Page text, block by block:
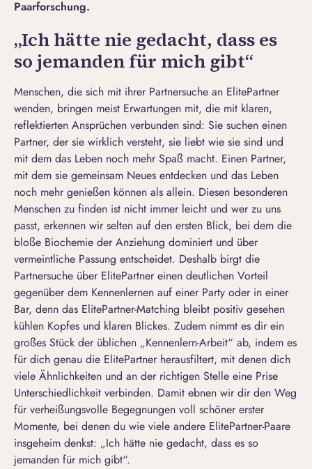
Paarforschung.
„Ich hätte nie gedacht, dass es
so jemanden für mich gibt“
Menschen, die sich mit ihrer Partnersuche an ElitePartner
wenden, bringen meist Erwartungen mit, die mit klaren,
reflektierten Ansprüchen verbunden sind: Sie suchen einen
Partner, der sie wirklich versteht, sie liebt wie sie sind und
mit dem das Leben noch mehr Spaß macht. Einen Partner,
mit dem sie gemeinsam Neues entdecken und das Leben
noch mehr genießen können als allein. Diesen besonderen
Menschen zu finden ist nicht immer leicht und wer zu uns
passt, erkennen wir selten auf den ersten Blick, bei dem die
bloße Biochemie der Anziehung dominiert und über
vermeintliche Passung entscheidet. Deshalb birgt die
Partnersuche über ElitePartner einen deutlichen Vorteil
gegenüber dem Kennenlernen auf einer Party oder in einer
Bar, denn das ElitePartner-Matching bleibt positiv gesehen
kühlen Kopfes und klaren Blickes. Zudem nimmt es dir ein
großes Stück der üblichen „Kennenlern-Arbeit“ ab, indem es
für dich genau die ElitePartner herausfiltert, mit denen dich
viele Ähnlichkeiten und an der richtigen Stelle eine Prise
Unterschiedlichkeit verbinden. Damit ebnen wir dir den Weg
für verheißungsvolle Begegnungen voll schöner erster
Momente, bei denen du wie viele andere ElitePartner-Paare
insgeheim denkst: „Ich hätte nie gedacht, dass es so
jemanden für mich gibt“.